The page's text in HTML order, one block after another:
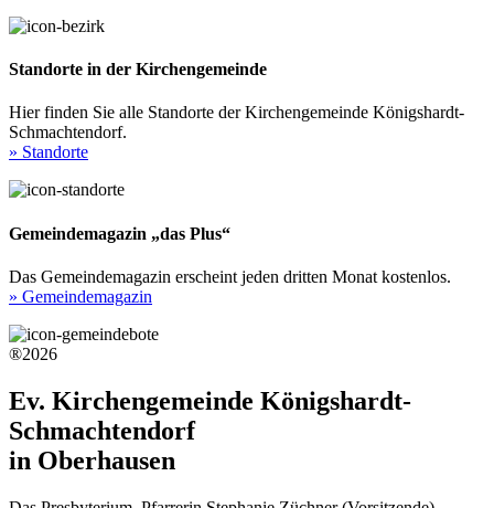
Standorte in der Kirchengemeinde
Hier finden Sie alle Standorte der Kirchengemeinde Königshardt-
Schmachtendorf.
» Standorte
Gemeindemagazin „das Plus“
Das Gemeindemagazin erscheint jeden dritten Monat kostenlos.
» Gemeindemagazin
®2026
Ev. Kirchengemeinde Königshardt-
Schmachtendorf
in Oberhausen